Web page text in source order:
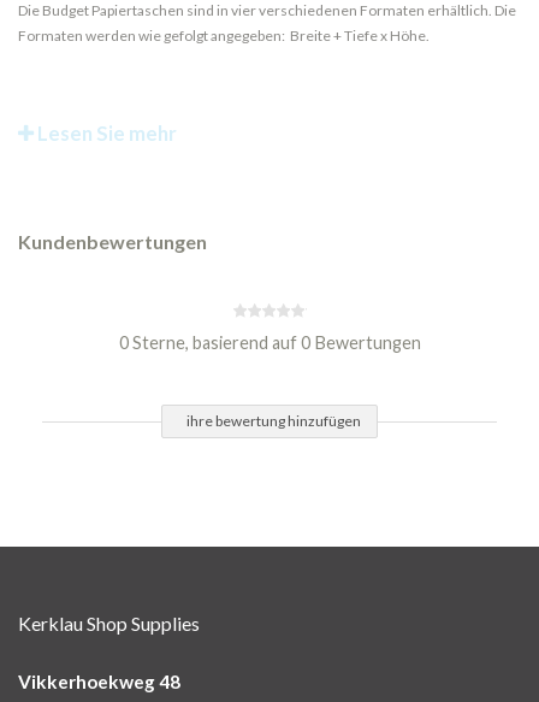
Die Budget Papiertaschen sind in vier verschiedenen Formaten erhältlich. Die
Formaten werden wie gefolgt angegeben: Breite + Tiefe x Höhe.
Lesen Sie mehr
Kundenbewertungen
0 Sterne, basierend auf 0 Bewertungen
ihre bewertung hinzufügen
Kerklau Shop Supplies
Vikkerhoekweg 48